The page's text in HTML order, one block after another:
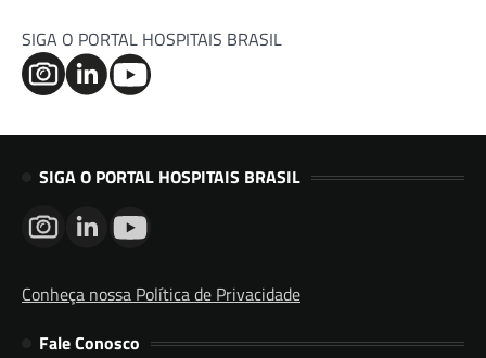
SIGA O PORTAL HOSPITAIS BRASIL
SIGA O PORTAL HOSPITAIS BRASIL
Conheça nossa Política de Privacidade
Fale Conosco